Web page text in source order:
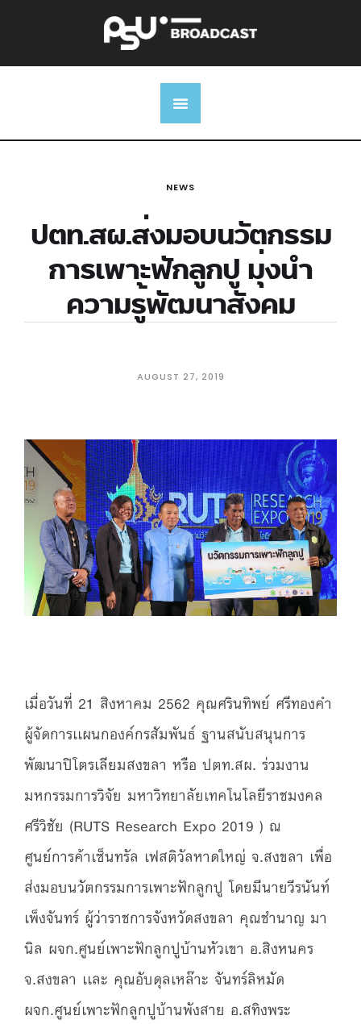
NEWS
ปตท.สผ.ส่งมอบนวัตกรรม
การเพาะฟักลูกปู มุ่งนำ
ความรู้พัฒนาสังคม
AUGUST 27, 2019
เมื่อวันที่ 21 สิงหาคม 2562 คุณศรินทิพย์ ศรีทองคำ
ผู้จัดการเเผนกองค์กรสัมพันธ์ ฐานสนับสนุนการ
พัฒนาปิโตรเลียมสงขลา หรือ ปตท.สผ. ร่วมงาน
มหกรรมการวิจัย มหาวิทยาลัยเทคโนโลยีราชมงคล
ศรีวิชัย (RUTS Research Expo 2019 ) ณ
ศูนย์การค้าเซ็นทรัล เฟสติวัลหาดใหญ่ จ.สงขลา เพื่อ
ส่งมอบนวัตกรรมการเพาะฟักลูกปู โดยมีนายวีรนันท์
เพ็งจันทร์ ผู้ว่าราชการจังหวัดสงขลา คุณชำนาญ มา
นิล ผจก.ศูนย์เพาะฟักลูกปูบ้านหัวเขา อ.สิงหนคร
จ.สงขลา เเละ คุณอับดุลเหล๊าะ จันทร์ลิหมัด
ผจก.ศูนย์เพาะฟักลูกปูบ้านพังสาย อ.สทิงพระ